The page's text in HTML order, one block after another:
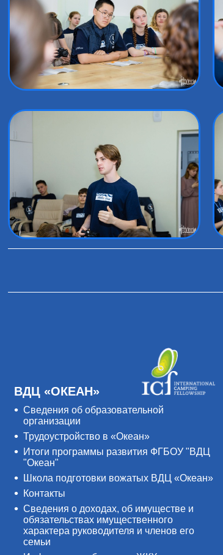
ВДЦ «ОКЕАН»
Сведения об образовательной
организации
Трудоустройство в «Океан»
Итоги программы развития ФГБОУ "ВДЦ
"Океан"
Школа подготовки вожатых ВДЦ «Океан»
Контакты
Сведения о доходах, об имуществе и
обязательствах имущественного
характера руководителя и членов его
семьи